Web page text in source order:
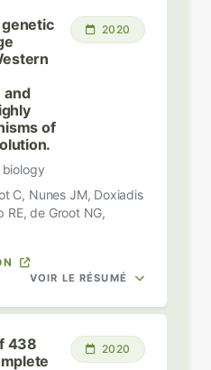
and
of
2020
biology
C, Nunes JM, Doxiadis
RE, de Groot NG,
VOIR LE RÉSUMÉ
438
2020